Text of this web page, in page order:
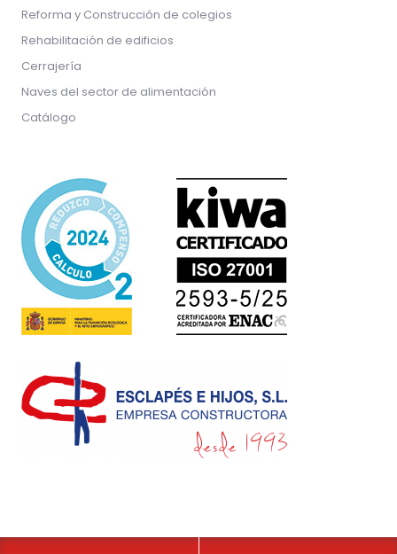
Reforma y Construcción de colegios
Rehabilitación de edificios
Cerrajería
Naves del sector de alimentación
Catálogo